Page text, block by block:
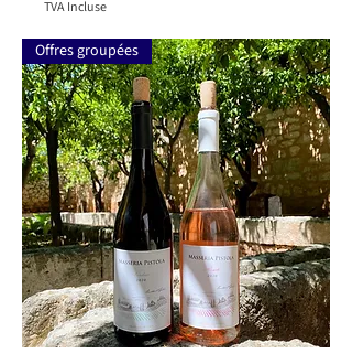
TVA Incluse
Offres groupées